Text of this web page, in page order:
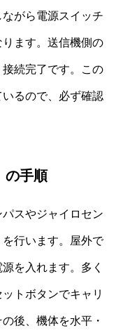
がら電源スイッチ
ます。送信機側の
続完了です。この
るので、必ず確認
の手順
スやジャイロセン
行います。屋外で
を入れます。多く
トボタンでキャリ
後、機体を水平・